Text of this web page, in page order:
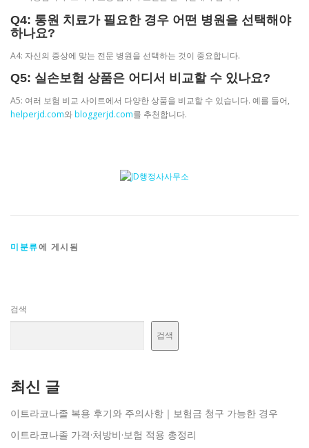
Q4: 통원 치료가 필요한 경우 어떤 병원을 선택해야
하나요?
A4: 자신의 증상에 맞는 전문 병원을 선택하는 것이 중요합니다.
Q5: 실손보험 상품은 어디서 비교할 수 있나요?
A5: 여러 보험 비교 사이트에서 다양한 상품을 비교할 수 있습니다. 예를 들어,
helperjd.com와bloggerjd.com를 추천합니다.
미분류에 게시됨
검색
검색
최신 글
이트라코나졸 복용 후기와 주의사항｜보험금 청구 가능한 경우
이트라코나졸 가격·처방비·보험 적용 총정리